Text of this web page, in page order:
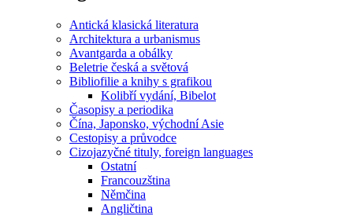
Antická klasická literatura
Architektura a urbanismus
Avantgarda a obálky
Beletrie česká a světová
Bibliofilie a knihy s grafikou
Kolibří vydání, Bibelot
Časopisy a periodika
Čína, Japonsko, východní Asie
Cestopisy a průvodce
Cizojazyčné tituly, foreign languages
Ostatní
Francouzština
Němčina
Angličtina